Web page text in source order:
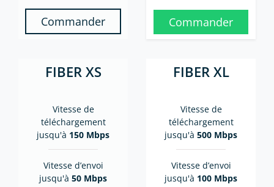
Commander Commander
FIBER XS
Vitesse de
téléchargement
jusqu'à 150 Mbps
Vitesse d’envoi
jusqu'à 50 Mbps
FIBER XL
Vitesse de
téléchargement
jusqu'à 500 Mbps
Vitesse d’envoi
jusqu'à 100 Mbps